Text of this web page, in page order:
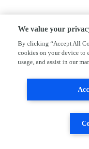
We value your
By clicking “Accept All
cookies on your device to
usage, and assist in our